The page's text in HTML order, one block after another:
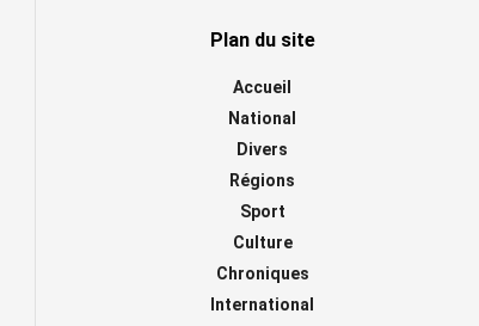
Plan du site
Accueil
National
Divers
Régions
Sport
Culture
Chroniques
International